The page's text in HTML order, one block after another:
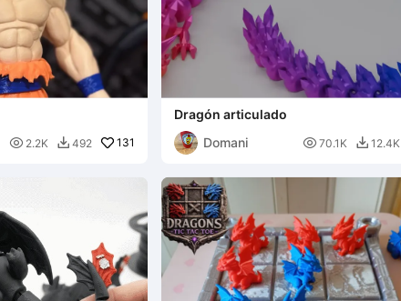
 2.2K  492 131
Dragón articulado
Domani
 70.1K  12.4K